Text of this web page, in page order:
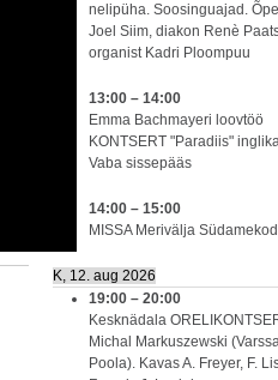
nelipüha. Soosinguajad.
Joel Siim, diakon Renè
organist Kadri Ploompuu
13:00 – 14:00
Emma Bachmayeri loovtöö
KONTSERT "Paradiis"
Vaba sissepääs
14:00 – 15:00
MISSA Merivälja
K, 12. aug 2026
19:00 – 20:00
Kesknädala
Michal Markuszewski
Poola). Kavas A. Freyer, F.